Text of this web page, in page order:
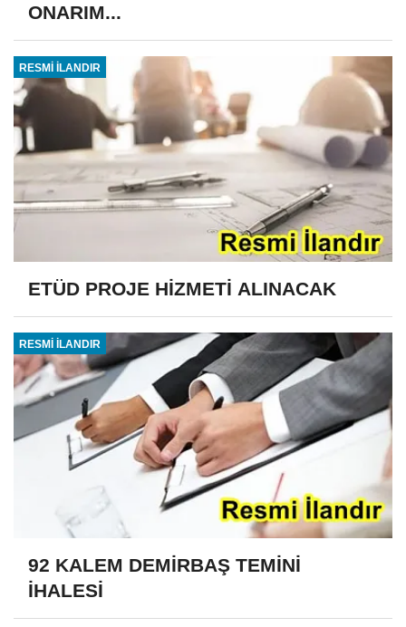
ONARIM...
RESMİ İLANDIR
ETÜD PROJE HİZMETİ ALINACAK
RESMİ İLANDIR
92 KALEM DEMİRBAŞ TEMİNİ
İHALESİ